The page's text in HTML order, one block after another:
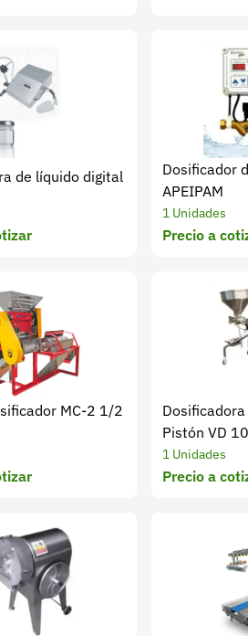
de líquido digital
Dosificador
APEIPAM
1 Unidades
Precio a
MC-2 1/2
Pistón VD
1 Unidades
Precio a